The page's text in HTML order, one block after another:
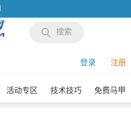
搜索
登录 注册
活动专区 技术技巧 免费马甲